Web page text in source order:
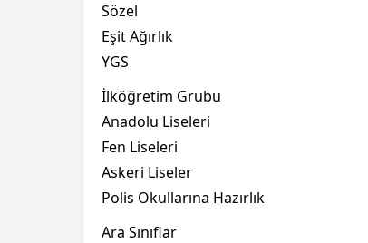
Sözel
Eşit Ağırlık
YGS
İlköğretim Grubu
Anadolu Liseleri
Fen Liseleri
Askeri Liseler
Polis Okullarına Hazırlık
Ara Sınıflar